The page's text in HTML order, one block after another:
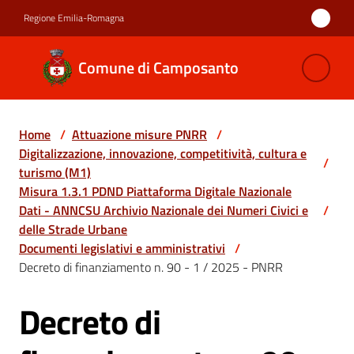
Regione Emilia-Romagna
Comune di Camposanto
Comune di
Camposanto
Amministrazione
Novità
Servizi
Vivere
Home / Attuazione misure PNRR /
Digitalizzazione, innovazione, competitività, cultura e
turismo (M1)
/
Misura 1.3.1 PDND Piattaforma Digitale Nazionale
Dati - ANNCSU Archivio Nazionale dei Numeri Civici e
delle Strade Urbane
/
Documenti legislativi e amministrativi /
Decreto di finanziamento n. 90 - 1 / 2025 - PNRR
Salta al contenuto
Decreto di